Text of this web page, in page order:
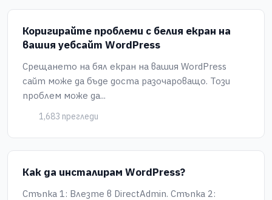
Коригирайте проблеми с белия екран на
вашия уебсайт WordPress
Срещането на бял екран на вашия WordPress
сайт може да бъде доста разочароващо. Този
проблем може да...
1,683 прегледи
Как да инсталирам WordPress?
Стъпка 1: Влезте в DirectAdmin. Стъпка 2: